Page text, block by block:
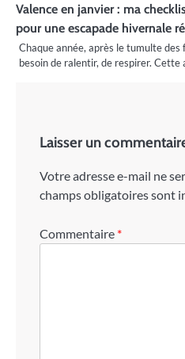
Valence en janvier : ma
pour une escapade hivernale
Chaque année, après le tumulte des
besoin de ralentir, de respirer. Cette
Laisser un
Votre adresse e-mail ne
champs obligatoires sont
Commentaire *